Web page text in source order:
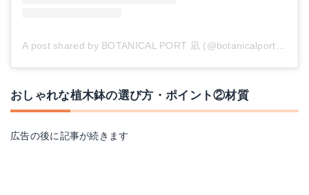
おしゃれな植木鉢の選び方・ポイント②材質
広告の後に記事が続きます